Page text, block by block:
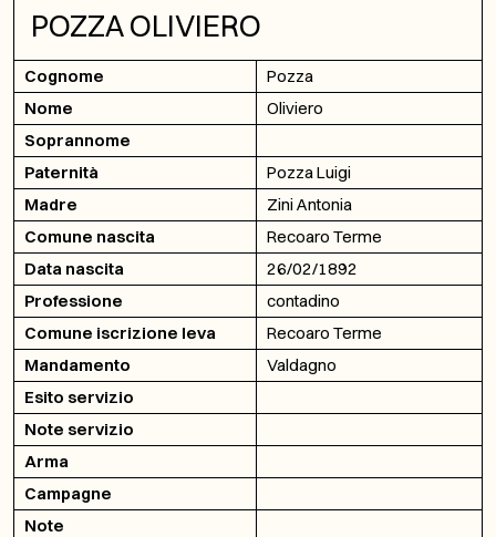
POZZA OLIVIERO
Cognome
Pozza
Nome
Oliviero
Soprannome
Paternità
Pozza Luigi
Madre
Zini Antonia
Comune nascita
Recoaro Terme
Data nascita
26/02/1892
Professione
contadino
Comune iscrizione leva
Recoaro Terme
Mandamento
Valdagno
Esito servizio
Note servizio
Arma
Campagne
Note